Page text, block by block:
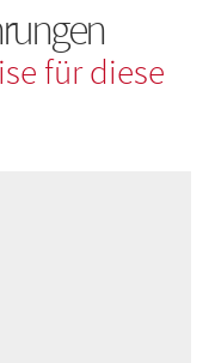
für diese